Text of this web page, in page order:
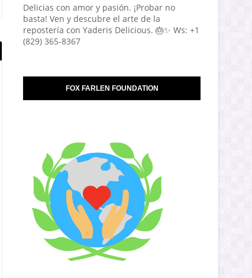
Delicias con amor y pasión. ¡Probar no
basta! Ven y descubre el arte de la
repostería con Yaderis Delicious. 🎂✨ Ws: +1
(829) 365-8367
FOX FARLEN FOUNDATION